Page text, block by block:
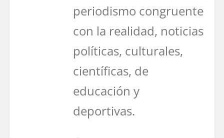
periodismo congruente
con la realidad, noticias
políticas, culturales,
científicas, de
educación y
deportivas.